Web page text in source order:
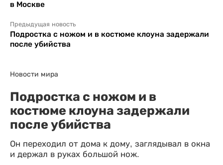
в Москве
Предыдущая новость
Подростка с ножом и в костюме клоуна задержали
после убийства
Новости мира
Подростка с ножом и в
костюме клоуна задержали
после убийства
Он переходил от дома к дому, заглядывал в окна
и держал в руках большой нож.